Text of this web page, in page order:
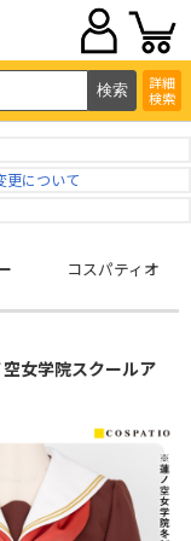
詳細
検索
更について
コスパティオ
女学院スクールア